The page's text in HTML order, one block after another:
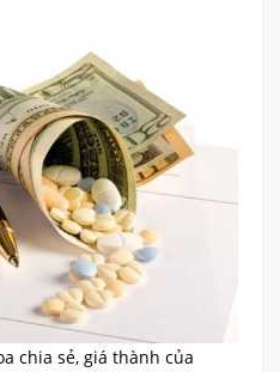
chia sẻ, giá thành của